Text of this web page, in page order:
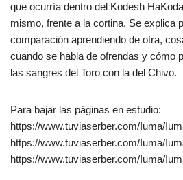
que ocurría dentro del Kodesh
mismo, frente a la cortina. Se explica
comparación aprendiendo de otra,
cuando se habla de ofrendas y cómo
las sangres del Toro con la del Chivo.
Para bajar las páginas en estudio:
https://www.tuviaserber.com/Iuma/
https://www.tuviaserber.com/Iuma/
https://www.tuviaserber.com/Iuma/